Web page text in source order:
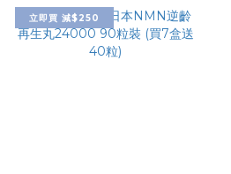
立即買 減$250